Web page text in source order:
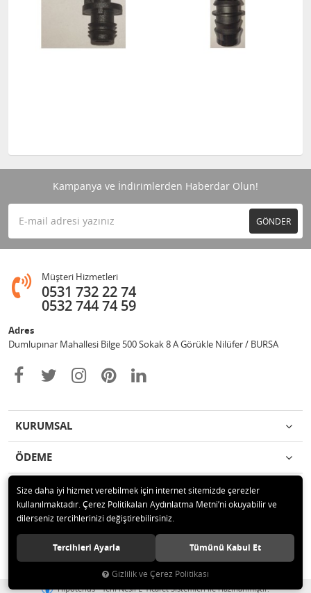
Kampanya ve İndirimlerden Haberdar Olun!
GÖNDER
Müşteri Hizmetleri
0531 732 22 74
0532 744 74 59
Adres
Dumlupınar Mahallesi Bilge 500 Sokak 8 A Görükle Nilüfer / BURSA
KURUMSAL
ÖDEME
İLETİŞİM
© 2020 MAG OTOMOTİV Tüm hakları saklıdır.
Hipotenüs Yeni Nesil E-Ticaret Sistemleri ile Hazırlanmıştır.
Size daha iyi hizmet verebilmek için internet sitemizde çerezler
kullanılmaktadır. Çerez Politikaları Aydınlatma Metni’ni okuyabilir ve
dilerseniz tercihlerinizi değiştirebilirsiniz.
Tercihleri Ayarla Tümünü Kabul Et
Gizlilik ve Çerez Politikası